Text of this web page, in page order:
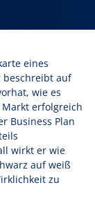
eines
beschreibt auf
wie es
erfolgreich
Business Plan
wirkt er wie
auf weiß
zu